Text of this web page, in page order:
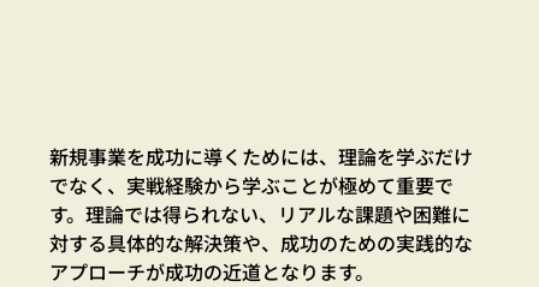
新規事業を成功に導くためには、理論を学ぶだけ
でなく、実戦経験から学ぶことが極めて重要で
す。理論では得られない、リアルな課題や困難に
対する具体的な解決策や、成功のための実践的な
アプローチが成功の近道となります。